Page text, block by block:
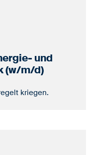
und
(w/m/d)
kriegen.